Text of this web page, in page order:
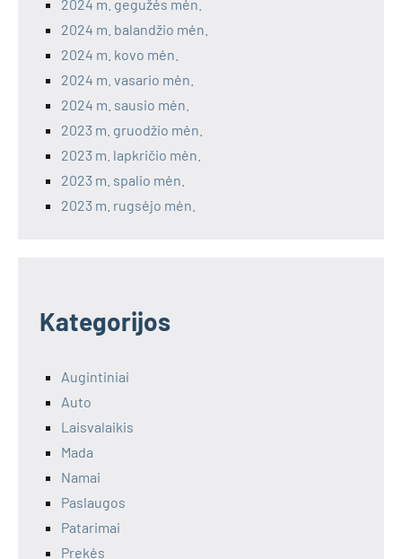
2024 m. gegužės mėn.
2024 m. balandžio mėn.
2024 m. kovo mėn.
2024 m. vasario mėn.
2024 m. sausio mėn.
2023 m. gruodžio mėn.
2023 m. lapkričio mėn.
2023 m. spalio mėn.
2023 m. rugsėjo mėn.
Kategorijos
Augintiniai
Auto
Laisvalaikis
Mada
Namai
Paslaugos
Patarimai
Prekės